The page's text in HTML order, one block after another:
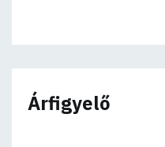
Árfigyelő